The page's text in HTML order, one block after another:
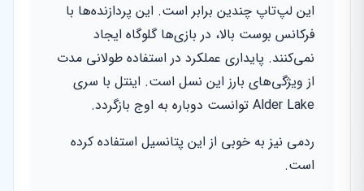
این لپ‌تاپ چندین برابر است. این پردازنده‌ها با
فرکانس بوست بالا، در بازی‌ها گلوگاه ایجاد
نمی‌کنند. پایداری عملکرد در استفاده طولانی مدت
از ویژگی‌های بارز این نسل است. اینتل با سری
Alder Lake توانست دوباره به اوج بازگردد.
ردمی نیز به خوبی از این پتانسیل استفاده کرده
است.